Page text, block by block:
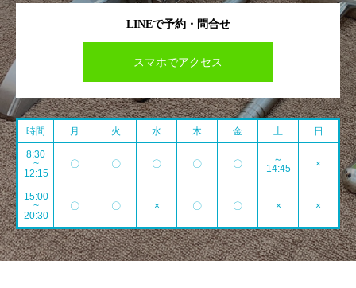
LINEで予約・問合せ
スマホでアクセス
時間 月 火 水 木 金 土 日
8:30
~
12:15
〇 〇 〇 〇 〇
～
14:45
×
15:00
~
20:30
〇 〇 × 〇 〇 × ×